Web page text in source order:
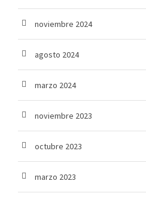
noviembre 2024
agosto 2024
marzo 2024
noviembre 2023
octubre 2023
marzo 2023